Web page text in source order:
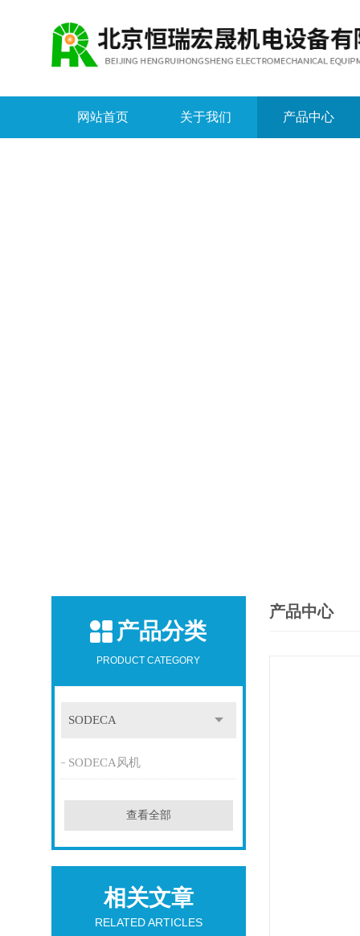
网站首页 关于我们 产品中心
产品分类
PRODUCT CATEGORY
SODECA
SODECA风机
查看全部
相关文章
RELATED ARTICLES
产品中心